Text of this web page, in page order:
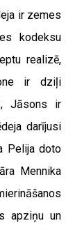
ir zemes
kodeksu
realizē,
ir dziļi
Jāsons ir
darījusi
Pelija doto
Mennika
apziņu un